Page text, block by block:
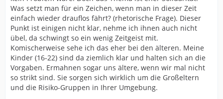
Was setzt man für ein Zeichen, wenn man in dieser Zeit
einfach wieder drauflos fährt? (rhetorische Frage). Dieser
Punkt ist einigen nicht klar, nehme ich ihnen auch nicht
übel, da schwingt so ein wenig Zeitgeist mit.
Komischerweise sehe ich das eher bei den älteren. Meine
Kinder (16-22) sind da ziemlich klar und halten sich an die
Vorgaben. Ermahnen sogar uns ältere, wenn wir mal nicht
so strikt sind. Sie sorgen sich wirklich um die Großeltern
und die Risiko-Gruppen in Ihrer Umgebung.